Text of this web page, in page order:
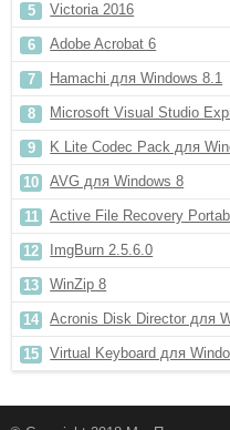
Victoria 2016
Adobe Acrobat 6
Hamachi для Windows 8.1
Microsoft Visual Studio
K Lite Codec Pack для
AVG для Windows 8
Active File Recovery
ImgBurn 2.5.6.0
WinZip 8
Acronis Disk Director для
Virtual Keyboard для